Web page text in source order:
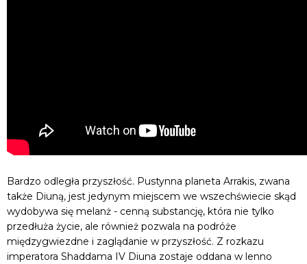
Bardzo odległa przyszłość. Pustynna planeta Arrakis, zwana
także Diuną, jest jedynym miejscem we wszechświecie skąd
wydobywa się melanż - cenną substancję, która nie tylko
przedłuża życie, ale również pozwala na podróże
międzygwiezdne i zaglądanie w przyszłość. Z rozkazu
imperatora Shaddama IV Diuna zostaje oddana w lenno